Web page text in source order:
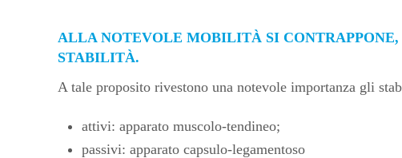
ALLA NOTEVOLE MOBILITÀ SI
STABILITÀ.
A tale proposito rivestono una notevole importanza gli
attivi: apparato muscolo-tendineo;
passivi: apparato capsulo-legamentoso